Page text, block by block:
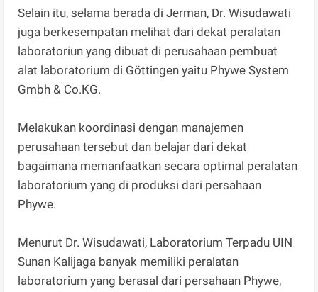
Selain itu, selama berada di Jerman, Dr. Wisudawati
juga berkesempatan melihat dari dekat peralatan
laboratoriun yang dibuat di perusahaan pembuat
alat laboratorium di Göttingen yaitu Phywe System
Gmbh & Co.KG.
Melakukan koordinasi dengan manajemen
perusahaan tersebut dan belajar dari dekat
bagaimana memanfaatkan secara optimal peralatan
laboratorium yang di produksi dari persahaan
Phywe.
Menurut Dr. Wisudawati, Laboratorium Terpadu UIN
Sunan Kalijaga banyak memiliki peralatan
laboratorium yang berasal dari persahaan Phywe,